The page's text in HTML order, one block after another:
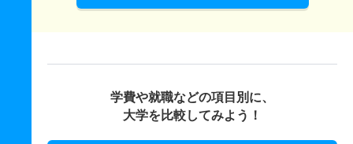
1人 1倍 1倍 50人 50人 50人 －
2人 1倍 1倍 50人 50人 50人 －
幼児教育学科 一般 ニ 第２回
1倍 50人 50人
学費や就職などの項目別に、
大学を比較してみよう！